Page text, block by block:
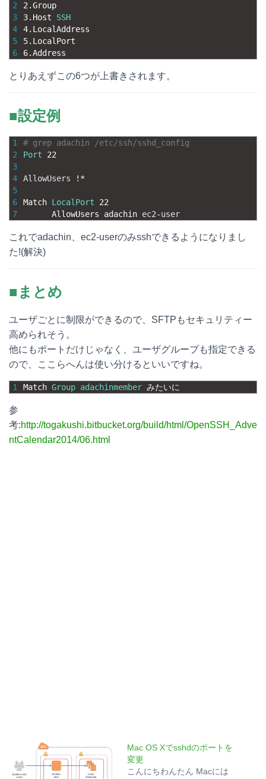
2
3
4
5
6
2.Group
3.Host
SSH
4.LocalAddress
5.LocalPort
6.Address
とりあえずこの6つが上書きされます。
■設定例
1
2
3
4
5
6
7
# grep adachin /etc/ssh/sshd_config
Port
22
AllowUsers ! *
Match LocalPort
22
AllowUsers adachin ec2-user
これでadachin、ec2-userのみsshできるようになりまし
た!(解決)
■まとめ
ユーザごとに制限ができるので、SFTPもセキュリティー
高められそう。
他にもポートだけじゃなく、ユーザグループも指定できる
ので、ここらへんは使い分けるといいですね。
1 Match Group adachinmember みたいに
参
考:http://togakushi.bitbucket.org/build/html/OpenSSH_Adve
ntCalendar2014/06.html
Mac OS Xでsshdのポートを
変更
こんにちわんたん Macには